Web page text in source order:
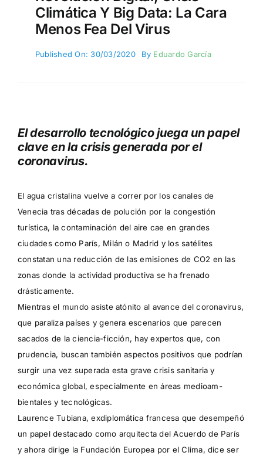
Climática Y Big Data: La Cara
Menos Fea Del Virus
Published On: 30/03/2020 By Eduardo García
El desarrollo tecnológico juega un papel
clave en la crisis generada por el
coronavirus.
El agua cristalina vuelve a correr por los canales de
Venecia tras décadas de polución por la congestión
turística, la contaminación del aire cae en grandes
ciudades como París, Milán o Madrid y los satélites
constatan una reducción de las emisiones de CO2 en las
zonas donde la actividad productiva se ha frenado
drásticamente.
Mientras el mundo asiste atónito al avance del coronavirus,
que paraliza países y genera escenarios que parecen
sacados de la ciencia-ficción, hay expertos que, con
prudencia, buscan también aspectos positivos que podrían
surgir una vez superada esta grave crisis sanitaria y
económica global, especialmente en áreas medioam-
bientales y tecnológicas.
Laurence Tubiana, exdiplomática francesa que desempeñó
un papel destacado como arquitecta del Acuerdo de París
y ahora dirige la Fundación Europea por el Clima, dice ser